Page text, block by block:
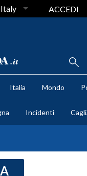
Italy ACCEDI
Italia Mondo
Incidenti